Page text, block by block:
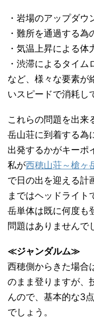
・岩場のアップダウ
・難所を通過する為
・気温上昇による体
・渋滞によるタイム
など、様々な要素が
いスピードで消耗し
これらの問題を出来
岳山荘に到着する為
出発するかがキーポ
私が西穂山荘～槍ヶ
で日の出を迎える計
まではヘッドライト
岳単体は既に何度も
問題はありませんで
≪ジャンダルム≫
西穂側からきた場合
のまま登りますが、
んので、基本的な3
でしょう。